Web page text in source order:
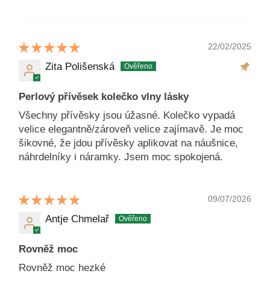
22/02/2025
Zita Polišenská
Perlový přívěsek kolečko vlny lásky
Všechny přívěsky jsou úžasné. Kolečko vypadá
velice elegantně/zároveň velice zajímavě. Je moc
šikovné, že jdou přívěsky aplikovat na náušnice,
náhrdelníky i náramky. Jsem moc spokojená.
09/07/2026
Antje Chmelař
Rovněž moc
Rovněž moc hezké